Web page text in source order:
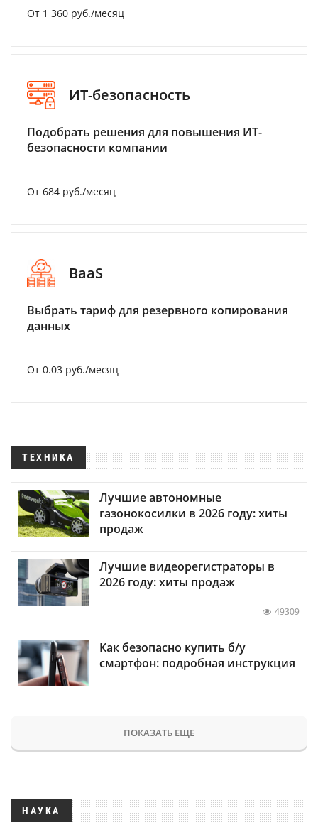
От 1 360 руб./месяц
ИТ-безопасность
Подобрать решения для повышения ИТ-
безопасности компании
От 684 руб./месяц
BaaS
Выбрать тариф для резервного копирования
данных
От 0.03 руб./месяц
ТЕХНИКА
Лучшие автономные
газонокосилки в 2026 году: хиты
продаж
Лучшие видеорегистраторы в
2026 году: хиты продаж
49309
Как безопасно купить б/у
смартфон: подробная инструкция
ПОКАЗАТЬ ЕЩЕ
НАУКА